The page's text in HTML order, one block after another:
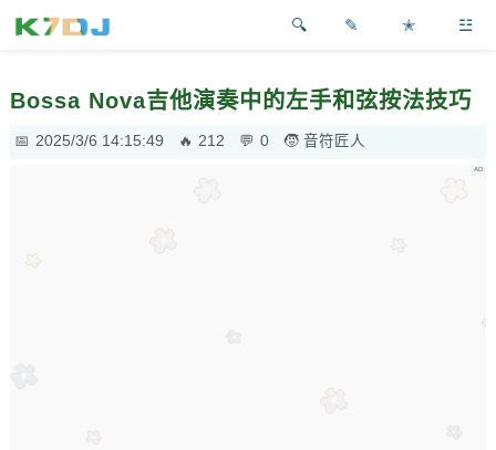
✎ ✭ ☳
Bossa Nova吉他演奏中的左手和弦按法技巧
2025/3/6 14:15:49 212 0 音符匠人